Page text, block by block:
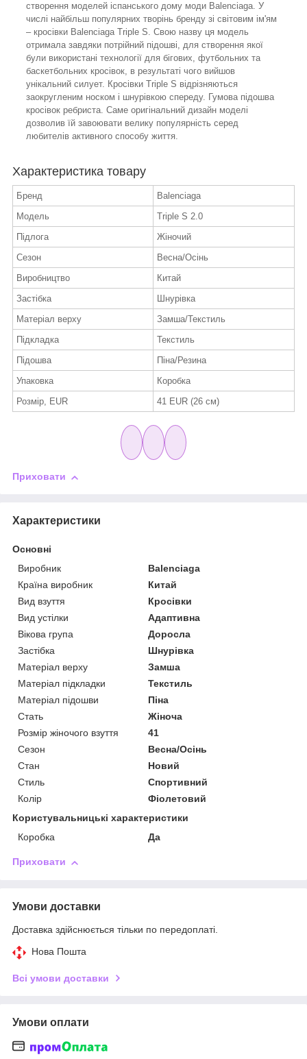
створення моделей іспанського дому моди Balenciaga. У
числі найбільш популярних творінь бренду зі світовим ім'ям
– кросівки Balenciaga Triple S. Свою назву ця модель
отримала завдяки потрійний підошві, для створення якої
були використані технології для бігових, футбольних та
баскетбольних кросівок, в результаті чого вийшов
унікальний силует. Кросівки Triple S відрізняються
заокругленим носком і шнурівкою спереду. Гумова підошва
кросівок ребриста. Саме оригінальний дизайн моделі
дозволив їй завоювати велику популярність серед
любителів активного способу життя.
Характеристика товару
Бренд
Balenciaga
Модель
Triple S 2.0
Підлога
Жіночий
Сезон
Весна/Осінь
Виробництво
Китай
Застібка
Шнурівка
Матеріал верху
Замша/Текстиль
Підкладка
Текстиль
Підошва
Піна/Резина
Упаковка
Коробка
Розмір, EUR
41 EUR (26 см)
Приховати
Характеристики
Основні
Виробник
Balenciaga
Країна виробник
Китай
Вид взуття
Кросівки
Вид устілки
Адаптивна
Вікова група
Доросла
Застібка
Шнурівка
Матеріал верху
Замша
Матеріал підкладки
Текстиль
Матеріал підошви
Піна
Стать
Жіноча
Розмір жіночого взуття
41
Сезон
Весна/Осінь
Стан
Новий
Стиль
Спортивний
Колір
Фіолетовий
Користувальницькі характеристики
Коробка
Да
Приховати
Умови доставки
Доставка здійснюється тільки по передоплаті.
Нова Пошта
Всі умови доставки
Умови оплати